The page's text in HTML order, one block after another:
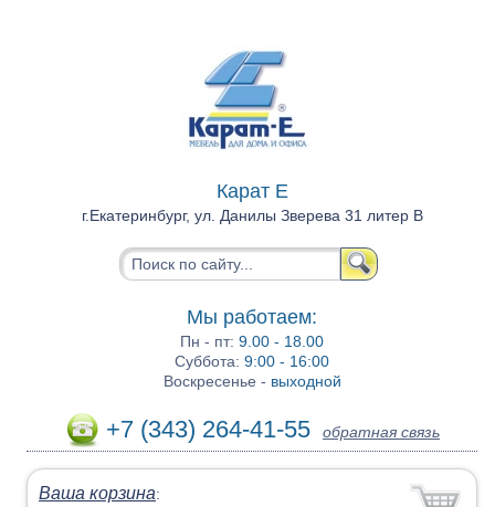
Карат Е
г.Екатеринбург, ул. Данилы Зверева 31 литер В
Мы работаем:
Пн - пт:9.00 - 18.00
Суббота:9:00 - 16:00
Воскресенье - выходной
+7 (343) 264-41-55 обратная связь
Ваша корзина: